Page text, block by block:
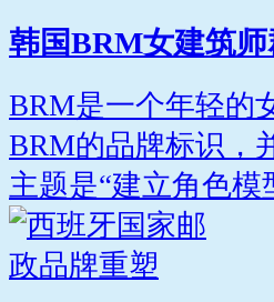
韩国BRM女建筑
BRM是一个年轻的
BRM的品牌标识，
主题是“建立角色模